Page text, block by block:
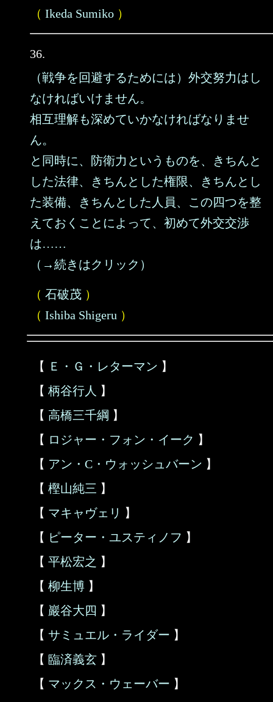
（ Ikeda Sumiko ）
36.
（戦争を回避するためには）外交努力はし
なければいけません。
相互理解も深めていかなければなりませ
ん。
と同時に、防衛力というものを、きちんと
した法律、きちんとした権限、きちんとし
た装備、きちんとした人員、この四つを整
えておくことによって、初めて外交交渉
は……
（→続きはクリック）
（ 石破茂 ）
（ Ishiba Shigeru ）
【 Ｅ・Ｇ・レターマン 】
【 柄谷行人 】
【 高橋三千綱 】
【 ロジャー・フォン・イーク 】
【 アン・C・ウォッシュバーン 】
【 樫山純三 】
【 マキャヴェリ 】
【 ピーター・ユスティノフ 】
【 平松宏之 】
【 柳生博 】
【 巖谷大四 】
【 サミュエル・ライダー 】
【 臨済義玄 】
【 マックス・ウェーバー 】